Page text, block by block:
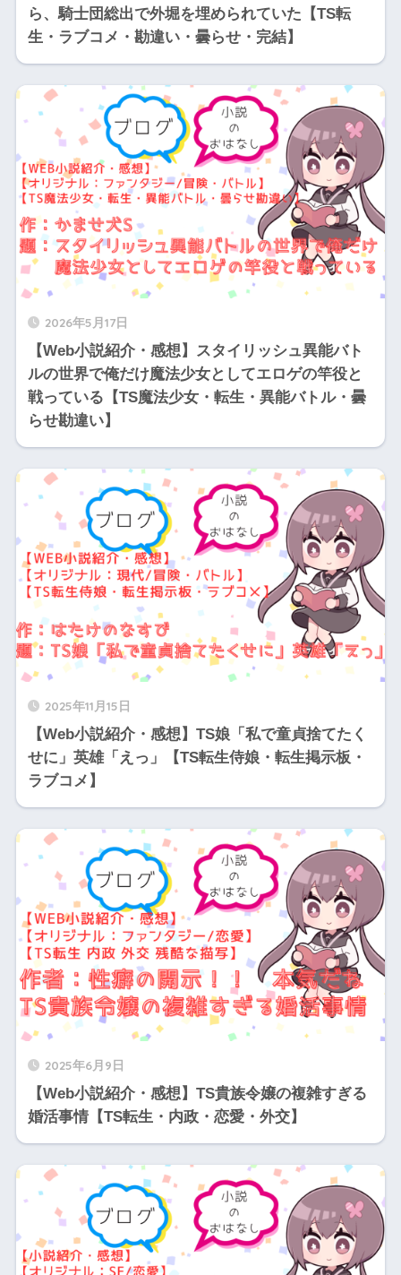
ら、騎士団総出で外堀を埋められていた【TS転
生・ラブコメ・勘違い・曇らせ・完結】
2026年5月17日
【Web小説紹介・感想】スタイリッシュ異能バト
ルの世界で俺だけ魔法少女としてエロゲの竿役と
戦っている【TS魔法少女・転生・異能バトル・曇
らせ勘違い】
2025年11月15日
【Web小説紹介・感想】TS娘「私で童貞捨てたく
せに」英雄「えっ」【TS転生侍娘・転生掲示板・
ラブコメ】
2025年6月9日
【Web小説紹介・感想】TS貴族令嬢の複雑すぎる
婚活事情【TS転生・内政・恋愛・外交】